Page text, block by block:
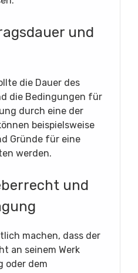
und
die Dauer des
die Bedingungen für
durch eine der
beispielsweise
Gründe für eine
werden.
und
machen, dass der
an seinem Werk
oder dem